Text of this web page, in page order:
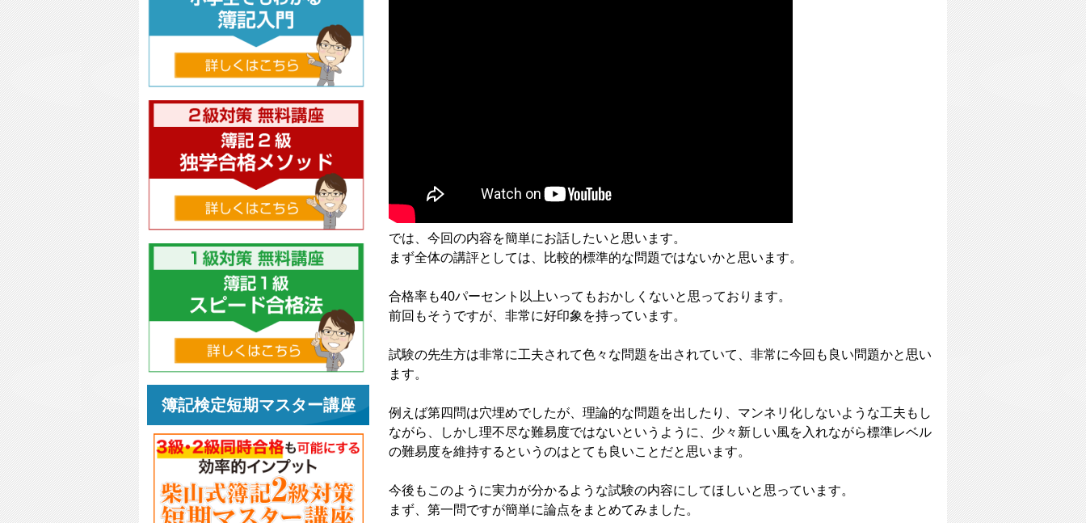
では、今回の内容を簡単にお話したいと思います。
まず全体の講評としては、比較的標準的な問題ではないかと思います。
合格率も40パーセント以上いってもおかしくないと思っております。
前回もそうですが、非常に好印象を持っています。
試験の先生方は非常に工夫されて色々な問題を出されていて、非常に今回も良い問題かと思い
ます。
例えば第四問は穴埋めでしたが、理論的な問題を出したり、マンネリ化しないような工夫もし
ながら、しかし理不尽な難易度ではないというように、少々新しい風を入れながら標準レベル
の難易度を維持するというのはとても良いことだと思います。
今後もこのように実力が分かるような試験の内容にしてほしいと思っています。
まず、第一問ですが簡単に論点をまとめてみました。
簿記検定短期マスター講座